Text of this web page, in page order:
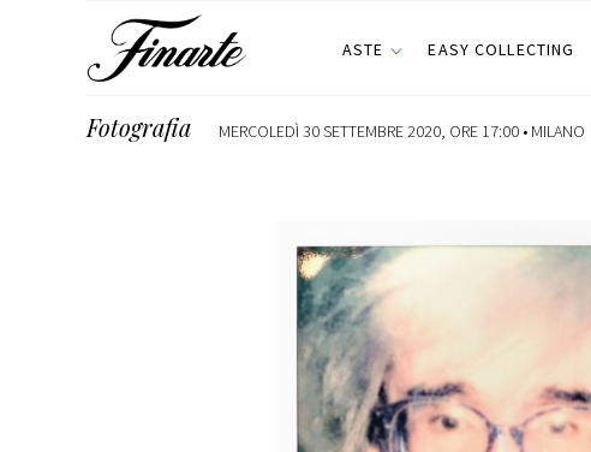
ASTE EASY COLLECTING
Fotografia MERCOLEDÌ 30 SETTEMBRE 2020, ORE 17:00 • MILANO